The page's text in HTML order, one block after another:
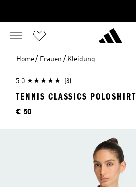
Home / Frauen / Kleidung
5.0 (8)
TENNIS CLASSICS POLOSHIRT
Preis
€ 50